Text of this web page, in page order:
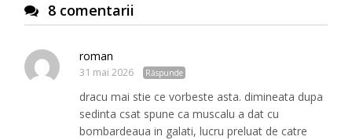
8 comentarii
roman
31 mai 2026 Răspunde
dracu mai stie ce vorbeste asta. dimineata dupa
sedinta csat spune ca muscalu a dat cu
bombardeaua in galati, lucru preluat de catre